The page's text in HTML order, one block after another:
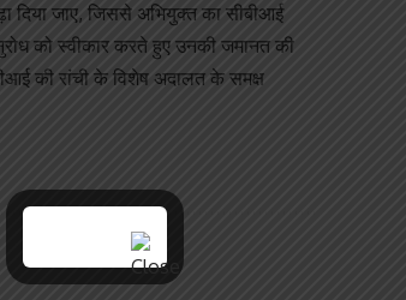
जाए, जिससे अभियुक्त का सीबीआई
को स्वीकार करते हुए उनकी जमानत की
की रांची के विशेष अदालत के समक्ष